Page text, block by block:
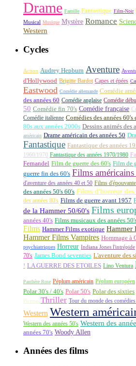
Drame Famille Fantastique Film-Noir
Musical Musique Mystère Romance
Western
Cycles
Action Audrey Hepburn Aventure
d'Hollywood Brigitte Bardot Capes et épées
Eastwood Comédie allemande Comédie
des années 60 Comédie anglaise Comédie
50 Comédie fin 70's Comédie française
Comédie italienne Comédies des années 60's
80s aux années 2000s Dessins animés des
américain Drame américain des années 50
Fantastique Fantastique des années
1960/1970 Fantastique des années 1970/1980
Fernandel Film de guerre des 60's Film de
guerre fin des 60's Films américains
d'aventure des années 40 et 50 Films
des années 50's 60's Films d'horreur des
des années 80's Films de guerre avant 1957
de la Hammer 50/60's Films
années 40's Films musicaux des années
Films Hammer Films exotique Hammer
Hammer Films Vampires Hommage à
psychiatriques Horreur Indiana Jones l'intrépide
70's James Bond seventies L'aventure des
! LA GUERRE DES ETOILES Lino Ventura
Panthère Rose Péplum américain Péplum européen
Polar 30's / 40's Polar 50's Polar des sixties
Fiction Thriller Tour du monde des
Western Western
Western des années 50's Western des
années 70's Woody Allen
Années des films